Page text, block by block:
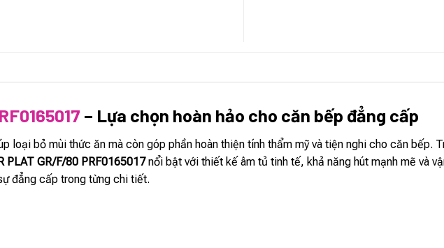
– Lựa chọn hoàn hảo cho căn bếp đẳng cấp
loại bỏ mùi thức ăn mà còn góp phần hoàn thiện tính thẩm mỹ và tiện nghi cho căn bếp.
PLAT GR/F/80 PRF0165017nổi bật với thiết kế âm tủ tinh tế, khả năng hút mạnh mẽ và
đẳng cấp trong từng chi tiết.